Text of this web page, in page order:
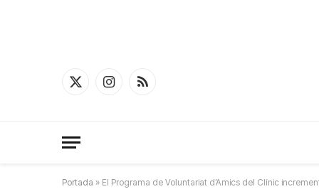
X
InstagramRSS
Portada » El Programa de Voluntariat d’Amics del Clínic